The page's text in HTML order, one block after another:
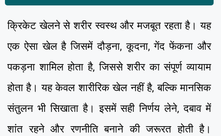
क्रिकेट खेलने से शरीर स्वस्थ और मजबूत रहता है। यह
एक ऐसा खेल है जिसमें दौड़ना, कूदना, गेंद फेंकना और
पकड़ना शामिल होता है, जिससे शरीर का संपूर्ण व्यायाम
होता है। यह केवल शारीरिक खेल नहीं है, बल्कि मानसिक
संतुलन भी सिखाता है। इसमें सही निर्णय लेने, दबाव में
शांत रहने और रणनीति बनाने की जरूरत होती है।